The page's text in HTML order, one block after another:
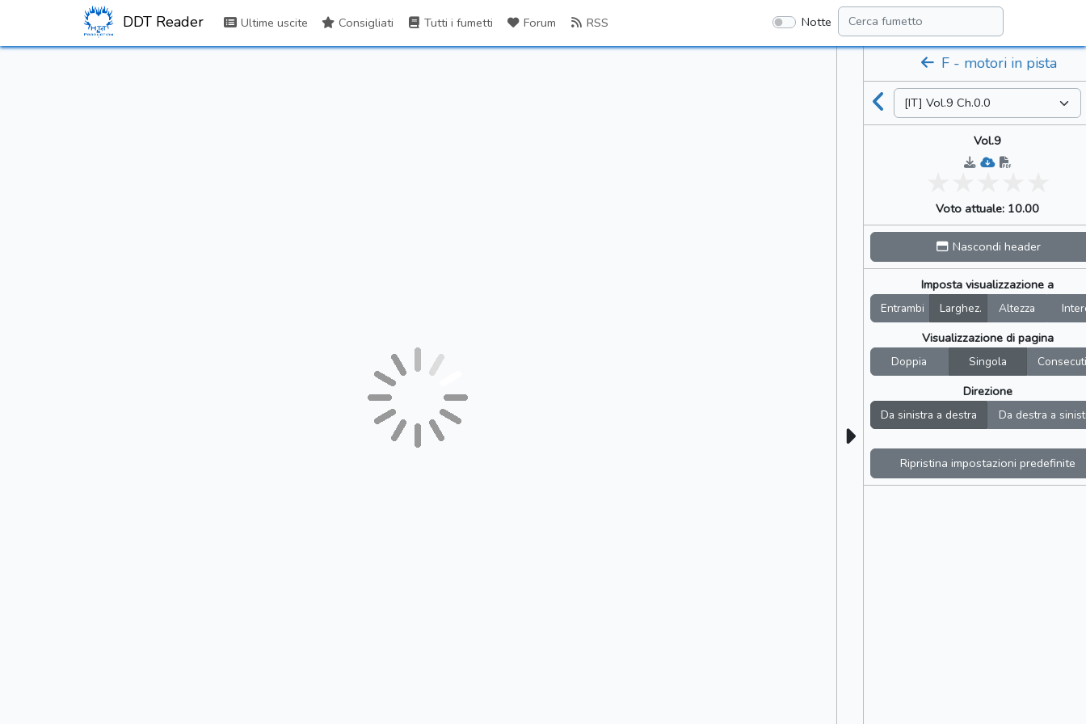
DDT Reader Ultime uscite Consigliati Tutti i fumetti Forum RSS Notte
F - motori in pista
Vol.9
Voto attuale: 10.00
Nascondi header
Imposta visualizzazione a
Entrambi Larghez. Altezza
Visualizzazione di pagina
Doppia Singola
Direzione
Da sinistra a destra Da destra a
Ripristina impostazioni predefinite